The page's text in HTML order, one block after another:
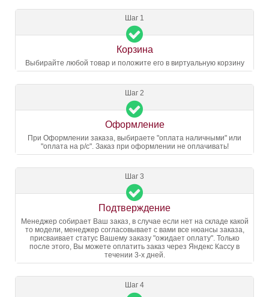
Шаг 1
Корзина
Выбирайте любой товар и положите его в виртуальную корзину
Шаг 2
Оформление
При Оформлении заказа, выбираете "оплата наличными" или
"оплата на р/с". Заказ при оформлении не оплачивать!
Шаг 3
Подтверждение
Менеджер собирает Ваш заказ, в случае если нет на складе какой
то модели, менеджер согласовывает с вами все нюансы заказа,
присваивает статус Вашему заказу "ожидает оплату". Только
после этого, Вы можете оплатить заказ через Яндекс Кассу в
течении 3-х дней.
Шаг 4